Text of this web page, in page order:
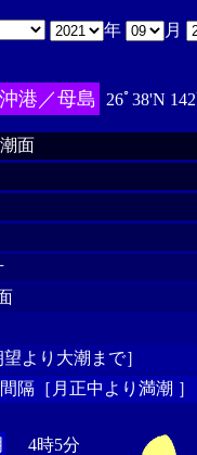
年 月
港／母島 26ﾟ38'N
面
より大潮まで］
隔［月正中より満潮 ］
4時5分